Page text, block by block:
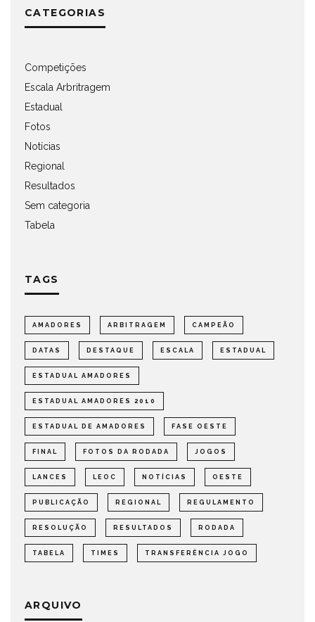
CATEGORIAS
Competições
Escala Arbritragem
Estadual
Fotos
Notícias
Regional
Resultados
Sem categoria
Tabela
TAGS
AMADORES ARBITRAGEM CAMPEÃO
DATAS DESTAQUE ESCALA ESTADUAL
ESTADUAL AMADORES
ESTADUAL AMADORES 2010
ESTADUAL DE AMADORES FASE OESTE
FINAL FOTOS DA RODADA JOGOS
LANCES LEOC NOTÍCIAS OESTE
PUBLICAÇÃO REGIONAL REGULAMENTO
RESOLUÇÃO RESULTADOS RODADA
TABELA TIMES TRANSFERÊNCIA JOGO
ARQUIVO